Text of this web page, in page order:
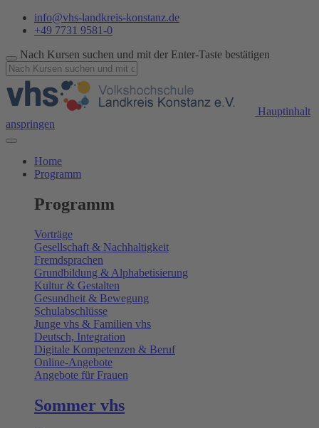
info@vhs-landkreis-konstanz.de
+49 7731 9581-0
Nach Kursen suchen und mit der Enter-Taste bestätigen
Hauptinhalt
anspringen
Home
Programm
Programm
Vorträge
Gesellschaft & Nachhaltigkeit
Fremdsprachen
Grundbildung & Alphabetisierung
Kultur & Gestalten
Gesundheit & Bewegung
Schulabschlüsse
Junge vhs & Familien vhs
Deutsch, Integration
Digitale Kompetenzen & Beruf
Online-Angebote
Angebote für Frauen
Sommer vhs